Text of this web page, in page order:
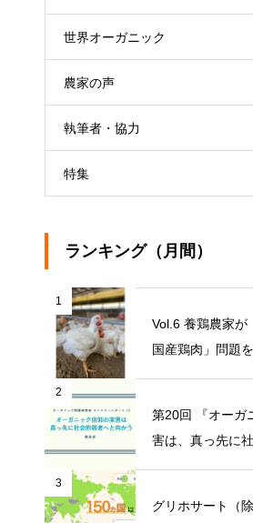
世界オーガニック
農家の声
執筆者・協力
特集
ランキング（月間）
1
Vol.6 養鶏農家が
国産鶏肉」問題
音 〇〇（問題
2
第20回 『オーガ
害は、真っ先に
かう』【オーガ
3
グリホサート（